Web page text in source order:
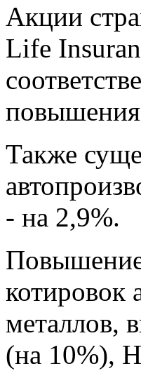
Акции
Life
Также
- на 2,9%.
котировок
металлов,
(на 10%),